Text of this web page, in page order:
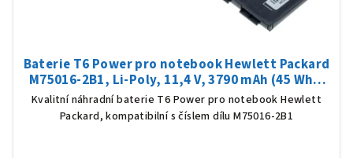
Baterie T6 Power pro notebook Hewlett Packard
M75016-2B1, Li-Poly, 11,4 V, 3790 mAh (45 Wh),
černá
Kvalitní náhradní baterie T6 Power pro notebook Hewlett
Packard, kompatibilní s číslem dílu M75016-2B1